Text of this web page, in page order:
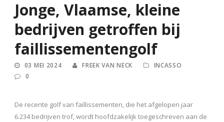
Jonge, Vlaamse, kleine
bedrijven getroffen bij
faillissementengolf
03 MEI 2024 FREEK VAN NECK
INCASSO
0
De recente golf van faillissementen, die het afgelopen jaar
6.234 bedrijven trof, wordt hoofdzakelijk toegeschreven aan de